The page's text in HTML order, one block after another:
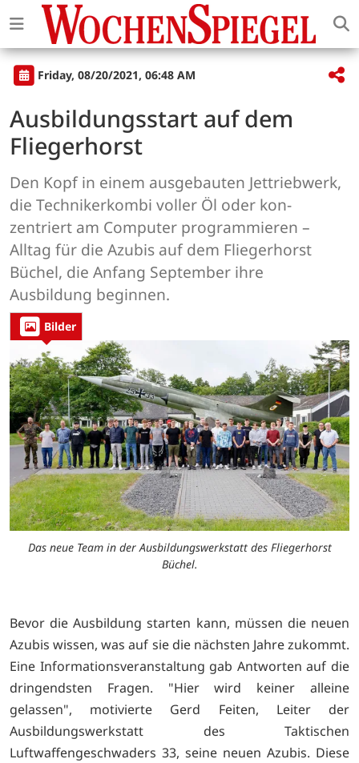
Friday, 08/20/2021, 06:48 AM
Ausbildungsstart auf dem
Fliegerhorst
Den Kopf in einem ausgebauten Jettriebwerk,
die Technikerkombi voller Öl oder kon-
zentriert am Computer programmieren –
Alltag für die Azubis auf dem Fliegerhorst
Büchel, die Anfang September ihre
Ausbildung beginnen.
Bilder
Das neue Team in der Ausbildungswerkstatt des Fliegerhorst
Büchel.
Bevor die Ausbildung starten kann, müssen die neuen
Azubis wissen, was auf sie die nächsten Jahre zukommt.
Eine Informationsveranstaltung gab Antworten auf die
dringendsten Fragen. "Hier wird keiner alleine
gelassen", motivierte Gerd Feiten, Leiter der
Ausbildungswerkstatt des Taktischen
Luftwaffengeschwaders 33, seine neuen Azubis. Diese